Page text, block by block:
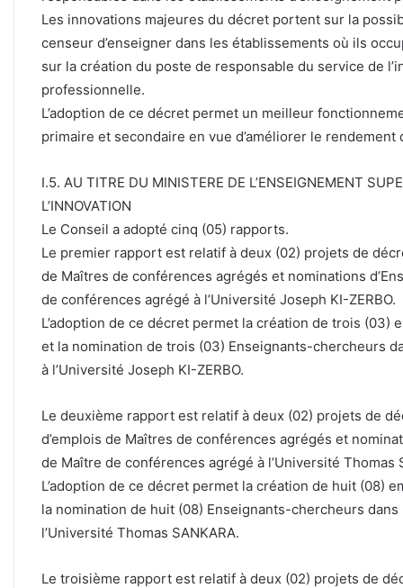
Les innovations majeures du décret portent sur la
censeur d’enseigner dans les établissements où ils
sur la création du poste de responsable du service de
professionnelle.
L’adoption de ce décret permet un meilleur
primaire et secondaire en vue d’améliorer le rendement
I.5. AU TITRE DU MINISTERE DE L’ENSEIGNEMENT
L’INNOVATION
Le Conseil a adopté cinq (05) rapports.
Le premier rapport est relatif à deux (02) projets de
de Maîtres de conférences agrégés et nominations
de conférences agrégé à l’Université Joseph KI-ZERBO.
L’adoption de ce décret permet la création de trois
et la nomination de trois (03) Enseignants-chercheurs
à l’Université Joseph KI-ZERBO.
Le deuxième rapport est relatif à deux (02) projets de
d’emplois de Maîtres de conférences agrégés et
de Maître de conférences agrégé à l’Université Thomas
L’adoption de ce décret permet la création de huit (08)
la nomination de huit (08) Enseignants-chercheurs
l’Université Thomas SANKARA.
Le troisième rapport est relatif à deux (02) projets de